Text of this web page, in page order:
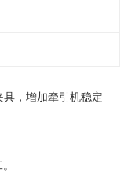
，增加牵引机稳定